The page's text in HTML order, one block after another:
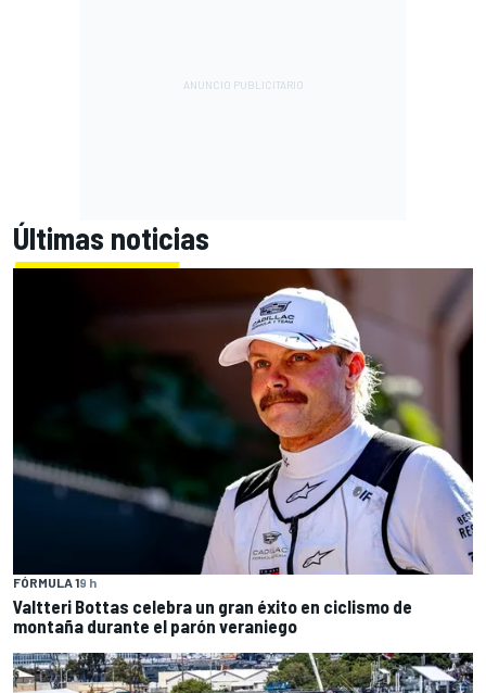
Últimas noticias
FÓRMULA 19 h
Valtteri Bottas celebra un gran éxito en ciclismo de
montaña durante el parón veraniego